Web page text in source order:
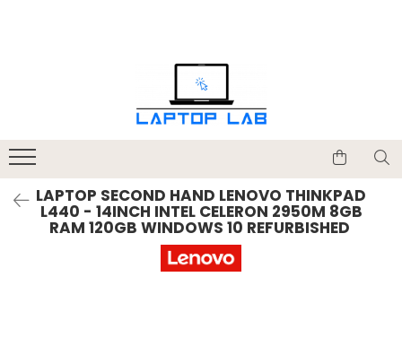
Încărcătoare
LAPTOP SECOND HAND LENOVO THINKPAD
L440 - 14INCH INTEL CELERON 2950M 8GB
RAM 120GB WINDOWS 10 REFURBISHED